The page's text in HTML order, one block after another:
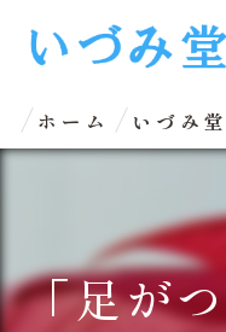
ホーム いづみ
「足が